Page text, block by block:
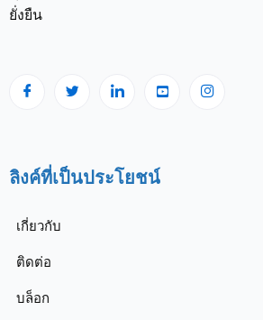
ยั่งยืน
ลิงค์ที่เป็นประโยชน์
เกี่ยวกับ
ติดต่อ
บล็อก